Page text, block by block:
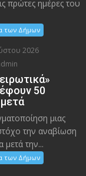
πρώτες ημέρες του
των Δήμων
2026
50
μιας
την αναβίωση
μετά την...
των Δήμων